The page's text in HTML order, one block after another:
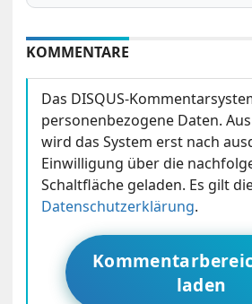
KOMMENTARE
Das DISQUS-
personenbezogene Daten.
wird das System erst nach
Einwilligung über die
Schaltfläche geladen. Es gilt
Datenschutzerklärung.
laden